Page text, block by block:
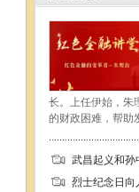
长。上任伊始，朱
的财政困难，帮助
武昌起义和孙
烈士纪念日向